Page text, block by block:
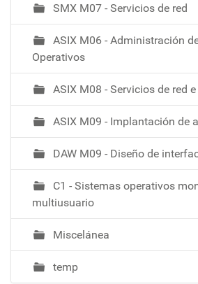
SMX M07 - Servicios de red
ASIX M06 - Administración
Operativos
ASIX M08 - Servicios de red
ASIX M09 - Implantación de
DAW M09 - Diseño de
C1 - Sistemas operativos
multiusuario
Miscelánea
temp